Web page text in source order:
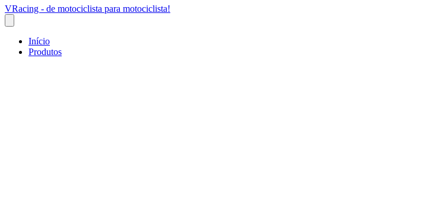
VRacing - de motociclista para motociclista!
Início
Produtos